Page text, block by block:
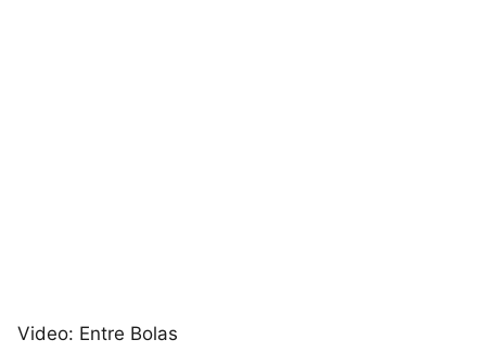
Video: Entre Bolas